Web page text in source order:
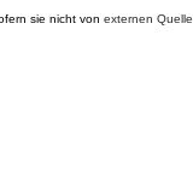
sie nicht von externen